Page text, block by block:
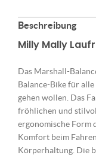
Beschreibung
Milly Mally
Das Marshall-
Balance-Bike für
gehen wollen. Das
fröhlichen und
ergonomische Form
Komfort beim
Körperhaltung. Die